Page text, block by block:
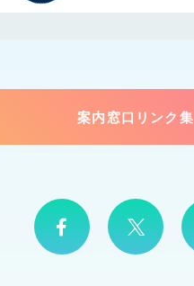
案内窓口リンク集